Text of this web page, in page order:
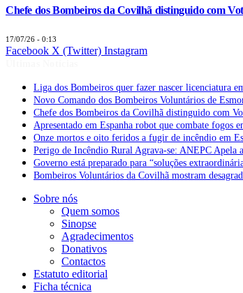
Chefe dos Bombeiros da Covilhã distinguido com
17/07/26 - 0:13
Facebook X (Twitter) Instagram
Liga dos Bombeiros quer fazer nascer licenciatura
Novo Comando dos Bombeiros Voluntários de
Chefe dos Bombeiros da Covilhã distinguido com
Apresentado em Espanha robot que combate fogos
Onze mortos e oito feridos a fugir de incêndio em
Perigo de Incêndio Rural Agrava-se: ANEPC Apela
Governo está preparado para “soluções
Bombeiros Voluntários da Covilhã mostram
Sobre nós
Quem somos
Sinopse
Agradecimentos
Donativos
Contactos
Estatuto editorial
Ficha técnica